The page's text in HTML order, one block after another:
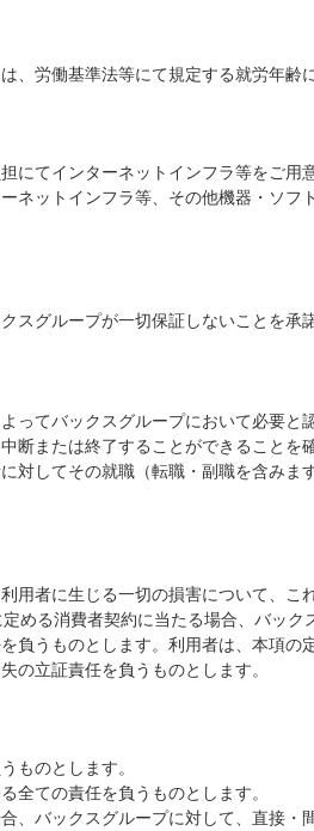
労働基準法等にて規定する就労年齢
にてインターネットインフラ等をご用
ネットインフラ等、その他機器・ソフ
スグループが一切保証しないことを承
ってバックスグループにおいて必要と
断または終了することができることを
対してその就職（転職・副職を含みま
者に生じる一切の損害について、こ
める消費者契約に当たる場合、バッ
負うものとします。利用者は、本項の
の立証責任を負うものとします。
ものとします。
全ての責任を負うものとします。
、バックスグループに対して、直接・